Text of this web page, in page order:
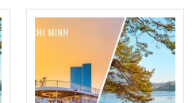
Sinh